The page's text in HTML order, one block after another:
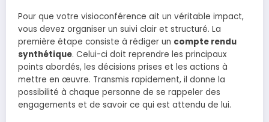
Pour que votre visioconférence ait un véritable impact,
vous devez organiser un suivi clair et structuré. La
première étape consiste à rédiger un compte rendu
synthétique. Celui-ci doit reprendre les principaux
points abordés, les décisions prises et les actions à
mettre en œuvre. Transmis rapidement, il donne la
possibilité à chaque personne de se rappeler des
engagements et de savoir ce qui est attendu de lui.